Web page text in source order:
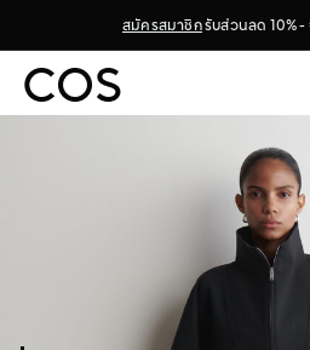
สมัครสมาชิกรับส่วนลด 10%